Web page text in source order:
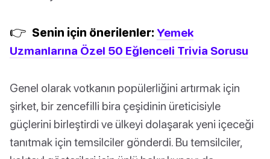
👉 Senin için önerilenler: Yemek
Uzmanlarına Özel 50 Eğlenceli Trivia Sorusu
Genel olarak votkanın popülerliğini artırmak için
şirket, bir zencefilli bira çeşidinin üreticisiyle
güçlerini birleştirdi ve ülkeyi dolaşarak yeni içeceği
tanıtmak için temsilciler gönderdi. Bu temsilciler,